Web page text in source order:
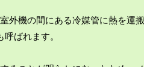
外機の間にある冷媒管に熱を運
ばれます。